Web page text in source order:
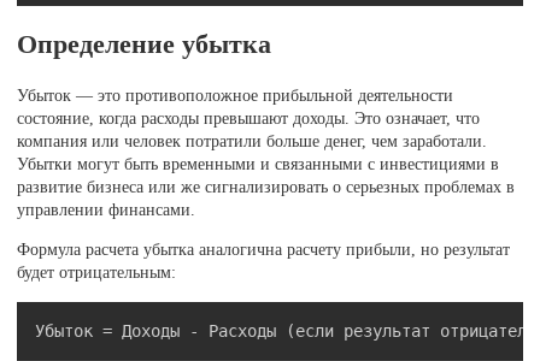
Определение убытка
Убыток — это противоположное прибыльной деятельности
состояние, когда расходы превышают доходы. Это означает, что
компания или человек потратили больше денег, чем заработали.
Убытки могут быть временными и связанными с инвестициями в
развитие бизнеса или же сигнализировать о серьезных проблемах в
управлении финансами.
Формула расчета убытка аналогична расчету прибыли, но результат
будет отрицательным: